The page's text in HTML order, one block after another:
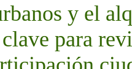
y el
para